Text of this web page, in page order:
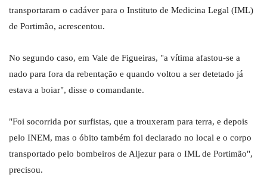
transportaram o cadáver para o Instituto de Medicina Legal (IML)
de Portimão, acrescentou.
No segundo caso, em Vale de Figueiras, "a vítima afastou-se a
nado para fora da rebentação e quando voltou a ser detetado já
estava a boiar", disse o comandante.
"Foi socorrida por surfistas, que a trouxeram para terra, e depois
pelo INEM, mas o óbito também foi declarado no local e o corpo
transportado pelo bombeiros de Aljezur para o IML de Portimão",
precisou.